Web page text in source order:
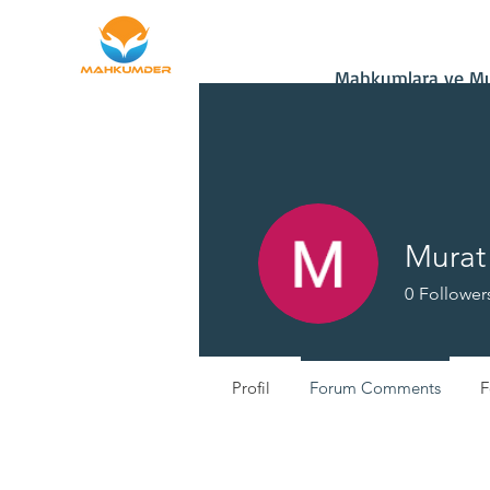
Mahkumlara ve
0
Profil Forum Comments